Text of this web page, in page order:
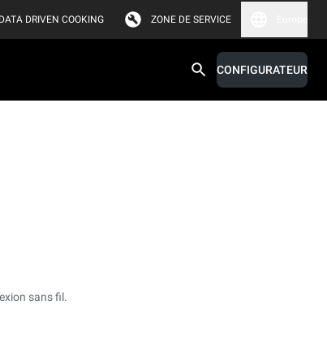
DATA DRIVEN COOKING ZONE DE SERVICE
CONFIGURATEUR
sans fil.